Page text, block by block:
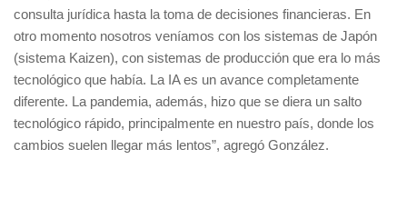
consulta jurídica hasta la toma de decisiones financieras. En
otro momento nosotros veníamos con los sistemas de Japón
(sistema Kaizen), con sistemas de producción que era lo más
tecnológico que había. La IA es un avance completamente
diferente. La pandemia, además, hizo que se diera un salto
tecnológico rápido, principalmente en nuestro país, donde los
cambios suelen llegar más lentos”, agregó González.